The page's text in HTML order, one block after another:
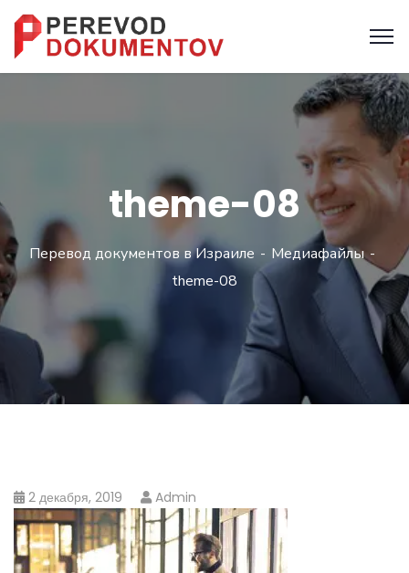
theme-08
Перевод документов в Израиле
Медиафайлы
theme-08
2 декабря, 2019 Admin